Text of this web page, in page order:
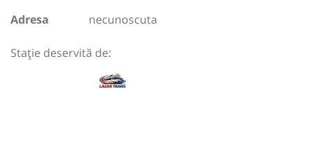
Adresa necunoscuta
Stație deservită de: